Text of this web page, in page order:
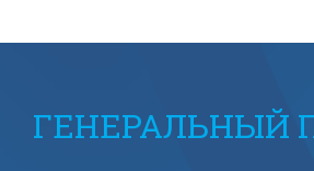
ГЕНЕРАЛЬНЫЙ